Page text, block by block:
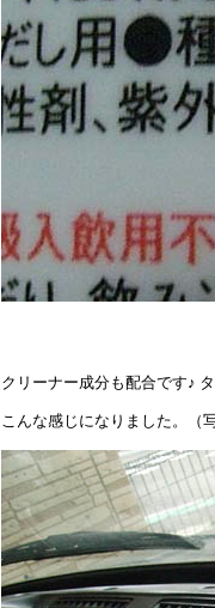
クリーナー成分も配合です♪
こんな感じになりました。（